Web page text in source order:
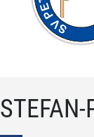
STEFAN-